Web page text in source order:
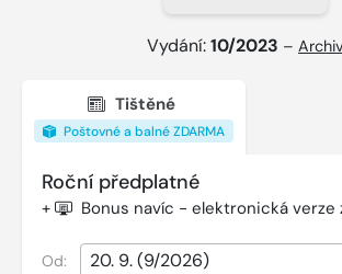
Vydání:10/2023 – Archiv
Tištěné
Poštovné a balné ZDARMA
Roční předplatné
+ Bonus navíc - elektronická verze
Od: